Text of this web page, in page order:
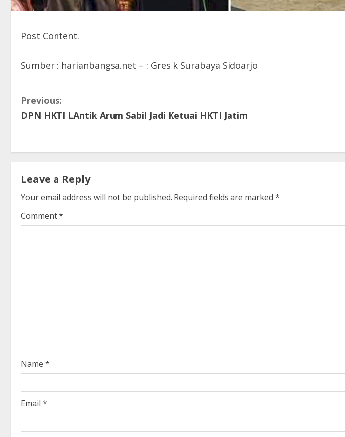
Post Content.
Sumber : harianbangsa.net – : Gresik Surabaya Sidoarjo
C
o
i
n
u
i
n
g
Previous:
DPN HKTI LAntik Arum Sabil Jadi Ketuai HKTI Jatim
Leave a Reply
Your email address will not be published. Required fields are marked *
Comment*
Name *
Email *